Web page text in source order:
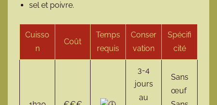
sel et poivre.
Cuisso
n
Coût
Temps
requis
Conser
vation
Spécifi
cité
3-4
jours
au
Sans
œuf